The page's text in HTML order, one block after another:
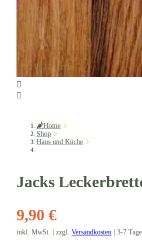
Home
Shop
Haus und Küche
Jacks
9,90 €
inkl. MwSt. | zzgl. Versandkosten | 3-7